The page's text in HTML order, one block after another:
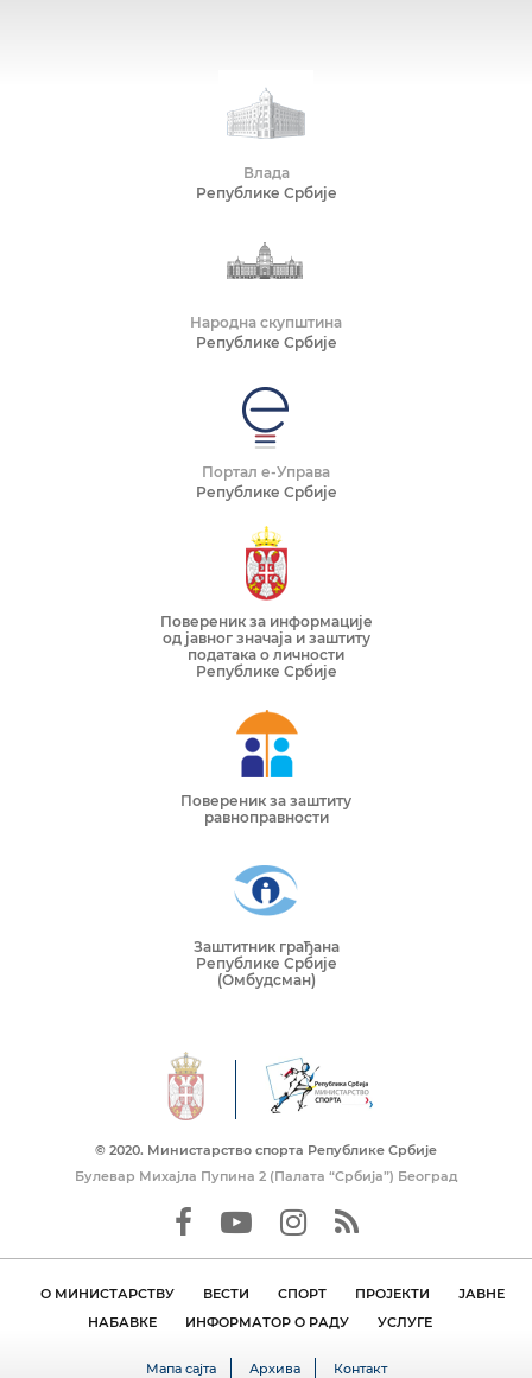
Влада
Републике Србије
Народна скупштина
Републике Србије
Портал е-Управа
Републике Србије
Повереник за информације
од јавног значаја и заштиту
података о личности
Републике Србије
Повереник за заштиту
равноправности
Заштитник грађана
Републике Србије
(Омбудсман)
© 2020. Mинистарство спорта Републике Србије
Булевар Михајла Пупина 2 (Палата “Србија”) Београд
О МИНИСТАРСТВУ ВЕСТИ СПОРТ ПРОЈЕКТИ
ЈАВНЕ
НАБАВКЕ
ИНФОРМАТОР О РАДУ УСЛУГЕ
Мапа сајта Архива Контакт